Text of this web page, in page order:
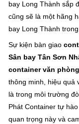
bay Long Thành sắp
cũng sẽ là một hãng
bay Long Thành
Sự kiện bàn giao
Sân bay Tân Sơn
container văn phòng
thông minh, hiệu quả
là trong môi trường
Phát Container tự
quan trọng này và